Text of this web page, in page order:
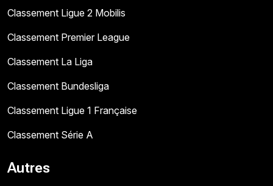
Classement Ligue 2 Mobilis
Classement Premier League
Classement La Liga
Classement Bundesliga
Classement Ligue 1 Française
Classement Série A
Autres